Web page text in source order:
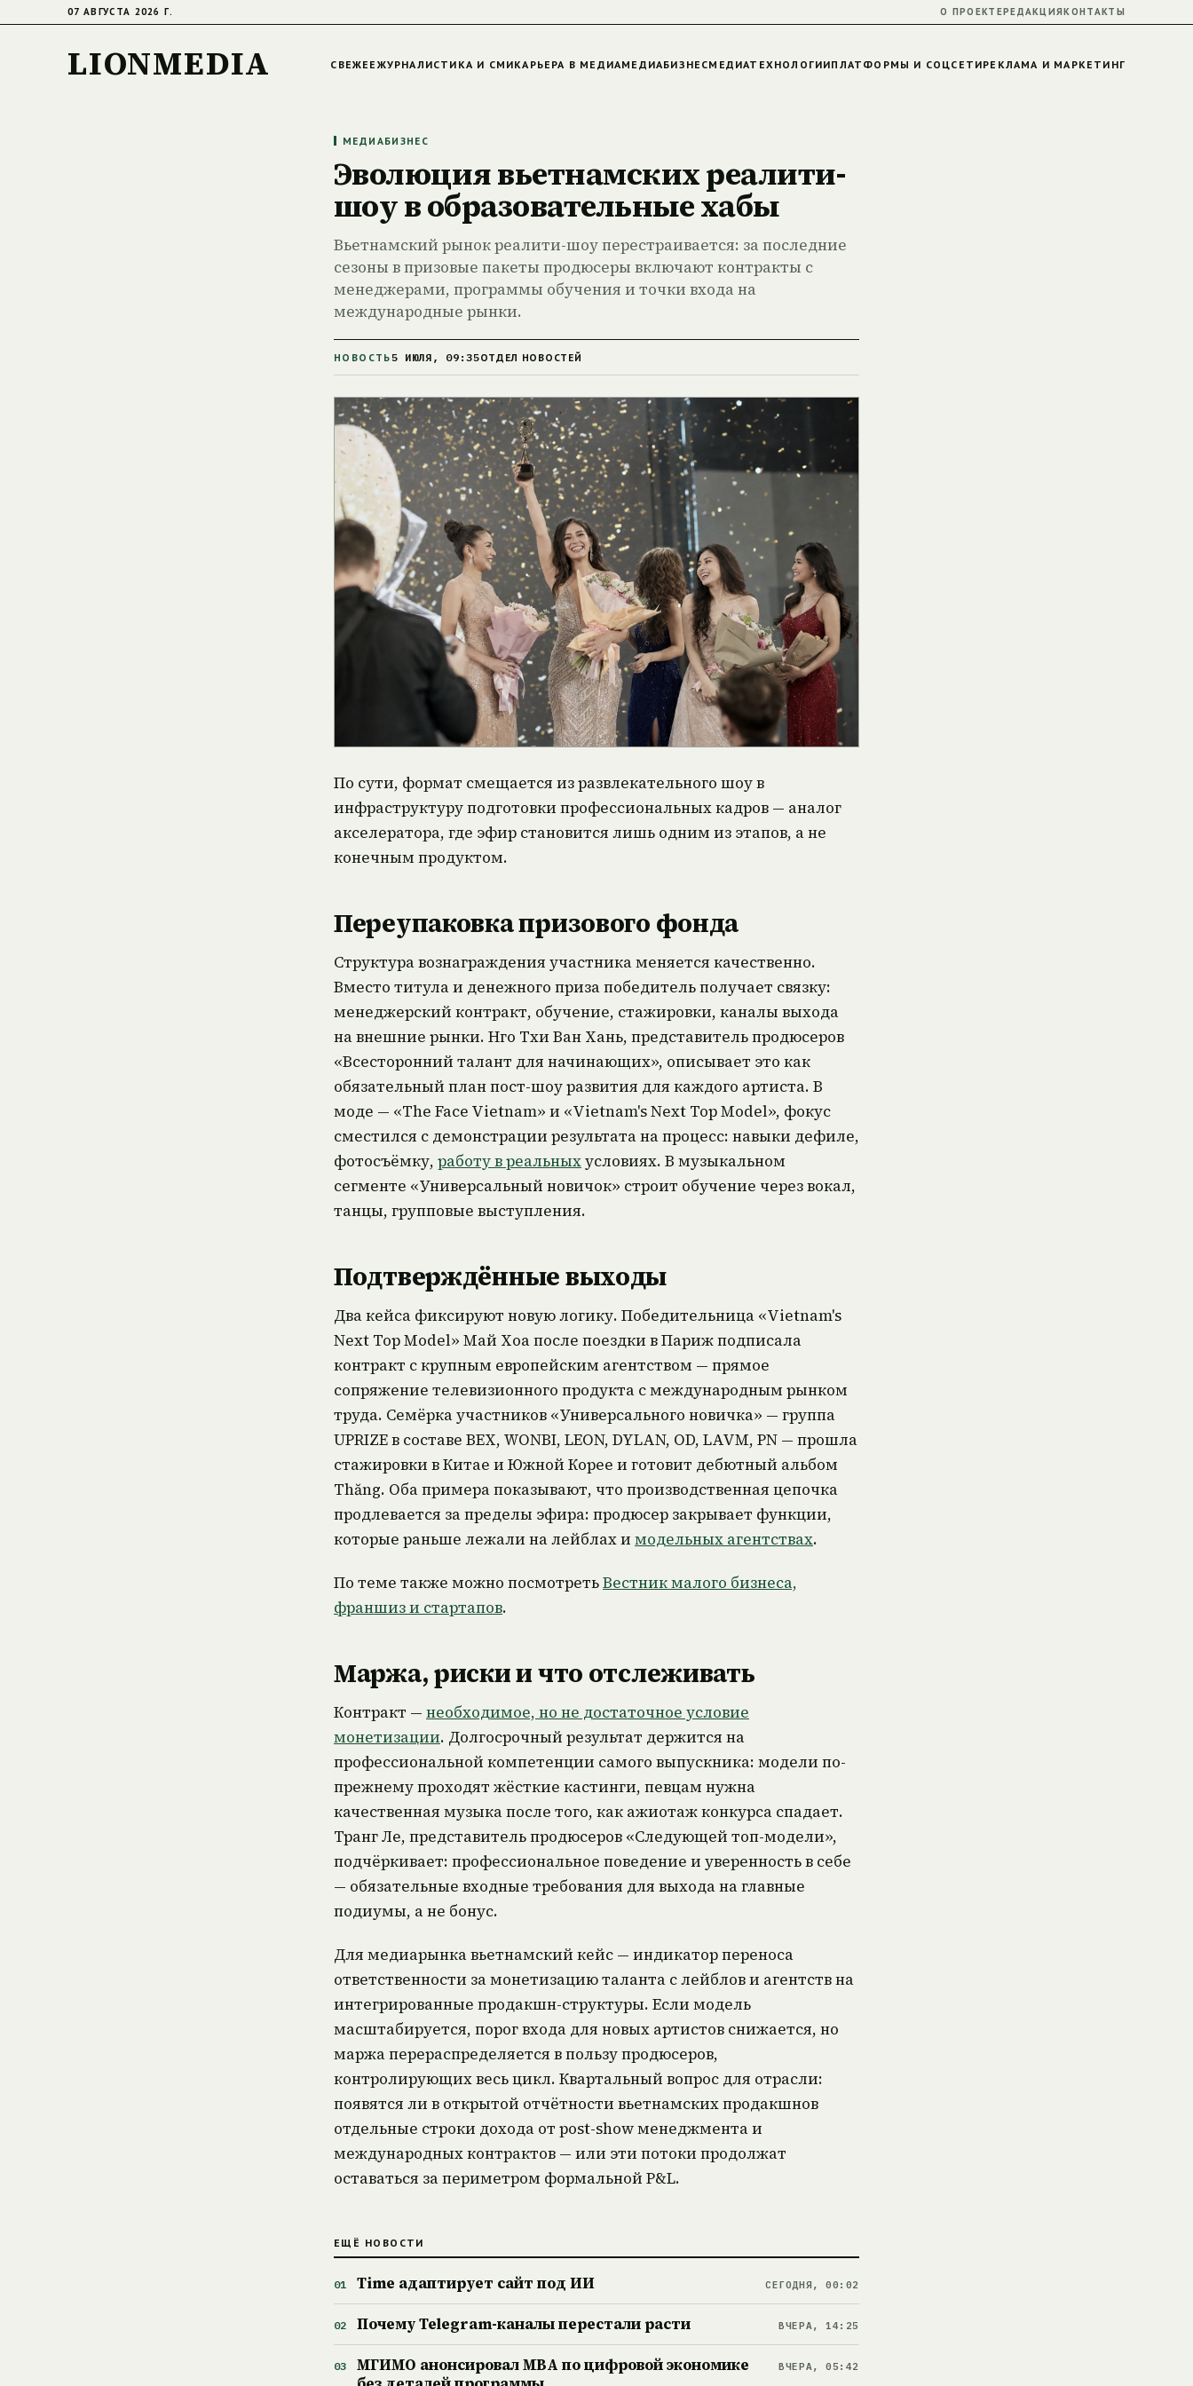
07 АВГУСТА 2026 Г. О ПРОЕКТЕРЕДАКЦИЯКОНТАКТЫ
LIONMEDIA СВЕЖЕЕ ЖУРНАЛИСТИКА И СМИКАРЬЕРА В МЕДИАМЕДИАБИЗНЕСМЕДИАТЕХНОЛОГИИПЛАТФОРМЫ И СОЦСЕТИРЕКЛАМА И МАРКЕТИНГ
МЕДИАБИЗНЕС
Эволюция вьетнамских реалити-
шоу в образовательные хабы
Вьетнамский рынок реалити-шоу перестраивается: за последние
сезоны в призовые пакеты продюсеры включают контракты с
менеджерами, программы обучения и точки входа на
международные рынки.
НОВОСТЬ5 ИЮЛЯ, 09:35ОТДЕЛ НОВОСТЕЙ
По сути, формат смещается из развлекательного шоу в
инфраструктуру подготовки профессиональных кадров — аналог
акселератора, где эфир становится лишь одним из этапов, а не
конечным продуктом.
Переупаковка призового фонда
Структура вознаграждения участника меняется качественно.
Вместо титула и денежного приза победитель получает связку:
менеджерский контракт, обучение, стажировки, каналы выхода
на внешние рынки. Нго Тхи Ван Хань, представитель продюсеров
«Всесторонний талант для начинающих», описывает это как
обязательный план пост-шоу развития для каждого артиста. В
моде — «The Face Vietnam» и «Vietnam's Next Top Model», фокус
сместился с демонстрации результата на процесс: навыки дефиле,
фотосъёмку, работу в реальныхусловиях. В музыкальном
сегменте «Универсальный новичок» строит обучение через вокал,
танцы, групповые выступления.
Подтверждённые выходы
Два кейса фиксируют новую логику. Победительница «Vietnam's
Next Top Model» Май Хоа после поездки в Париж подписала
контракт с крупным европейским агентством — прямое
сопряжение телевизионного продукта с международным рынком
труда. Семёрка участников «Универсального новичка» — группа
UPRIZE в составе BEX, WONBI, LEON, DYLAN, OD, LAVM, PN — прошла
стажировки в Китае и Южной Корее и готовит дебютный альбом
Thăng. Оба примера показывают, что производственная цепочка
продлевается за пределы эфира: продюсер закрывает функции,
которые раньше лежали на лейблах и модельных агентствах.
По теме также можно посмотретьВестник малого бизнеса,
франшиз и стартапов.
Маржа, риски и что отслеживать
Контракт — необходимое, но не достаточное условие
монетизации. Долгосрочный результат держится на
профессиональной компетенции самого выпускника: модели по-
прежнему проходят жёсткие кастинги, певцам нужна
качественная музыка после того, как ажиотаж конкурса спадает.
Транг Ле, представитель продюсеров «Следующей топ-модели»,
подчёркивает: профессиональное поведение и уверенность в себе
— обязательные входные требования для выхода на главные
подиумы, а не бонус.
Для медиарынка вьетнамский кейс — индикатор переноса
ответственности за монетизацию таланта с лейблов и агентств на
интегрированные продакшн-структуры. Если модель
масштабируется, порог входа для новых артистов снижается, но
маржа перераспределяется в пользу продюсеров,
контролирующих весь цикл. Квартальный вопрос для отрасли:
появятся ли в открытой отчётности вьетнамских продакшнов
отдельные строки дохода от post-show менеджмента и
международных контрактов — или эти потоки продолжат
оставаться за периметром формальной P&L.
ЕЩЁ НОВОСТИ
Time адаптирует сайт под ИИ СЕГОДНЯ, 00:02
Почему Telegram-каналы перестали расти ВЧЕРА, 14:25
МГИМО анонсировал MBA по цифровой экономике
ВЧЕРА, 05:42